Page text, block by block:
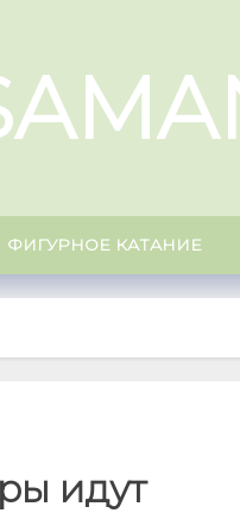
ФИГУРНОЕ КАТАНИЕ
идут